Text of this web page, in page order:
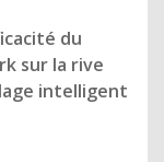
du
sur la rive
intelligent